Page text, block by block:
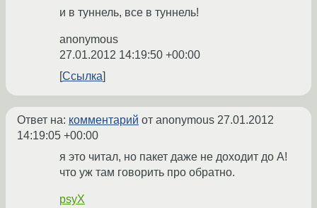
и в туннель, все в туннель!
anonymous
27.01.2012 14:19:50 +00:00
Ссылка
Ответ на: комментарий от anonymous 27.01.2012
14:19:05 +00:00
я это читал, но пакет даже не доходит до A!
что уж там говорить про обратно.
psyX